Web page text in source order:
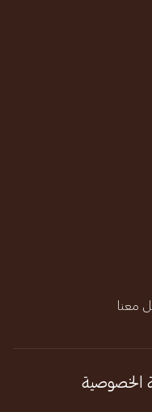
معنا
الخصوصية